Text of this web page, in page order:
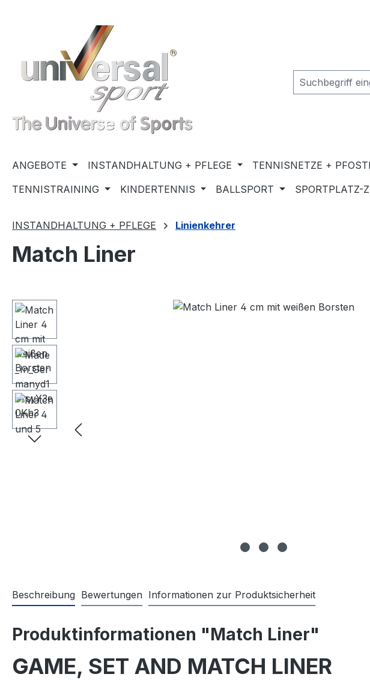
ANGEBOTE INSTANDHALTUNG + PFLEGE TENNISNETZE +
TENNISTRAINING
KINDERTENNIS BALLSPORT SPORTPLATZ-
INSTANDHALTUNG + PFLEGE Linienkehrer
Match Liner
Bildergalerie überspringen
Beschreibung Bewertungen Informationen zur Produktsicherheit
Produktinformationen "Match Liner"
GAME, SET AND MATCH LINER